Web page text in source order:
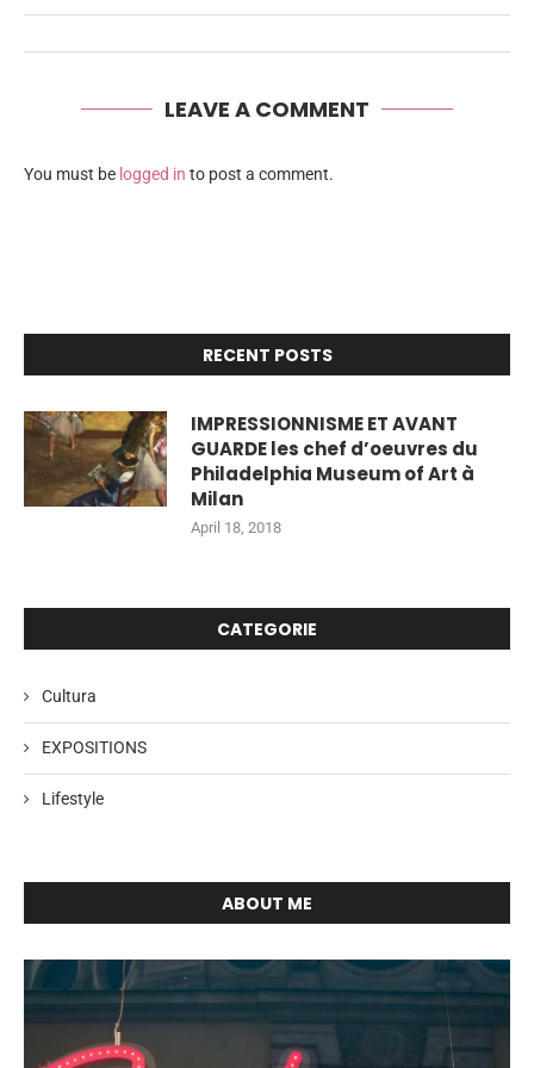
LEAVE A COMMENT
You must be logged in to post a comment.
RECENT POSTS
IMPRESSIONNISME ET AVANT
GUARDE les chef d’oeuvres du
Philadelphia Museum of Art à
Milan
April 18, 2018
CATEGORIE
Cultura
EXPOSITIONS
Lifestyle
ABOUT ME